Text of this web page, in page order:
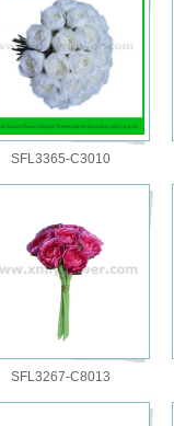
SFL3365-C3010
SFL3267-C8013